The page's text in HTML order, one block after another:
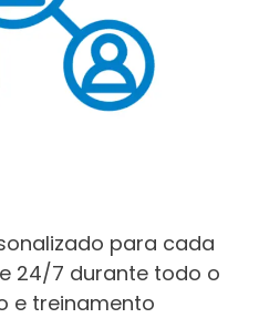
para cada
24/7 durante todo o
e treinamento